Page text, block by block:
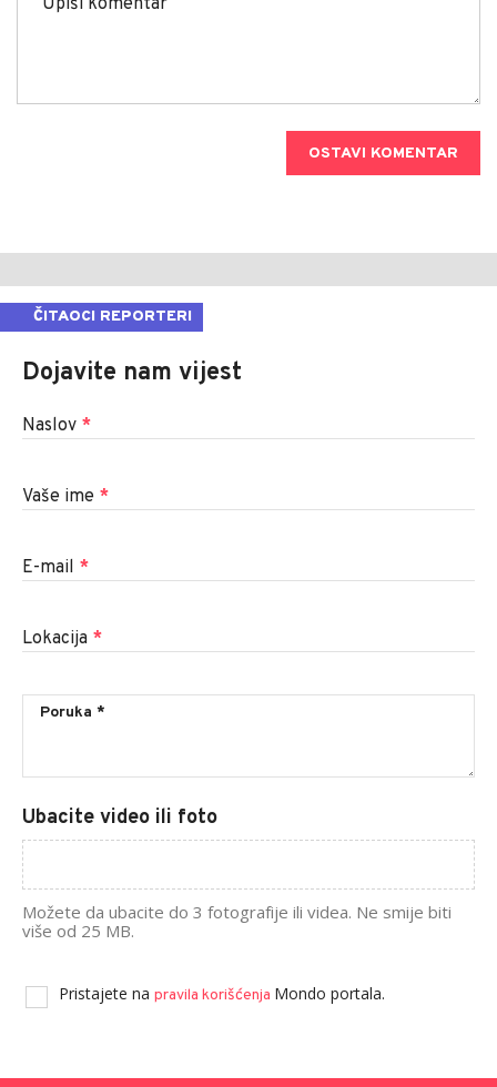
OSTAVI KOMENTAR
ČITAOCI REPORTERI
Dojavite nam vijest
Naslov *
Vaše ime *
E-mail *
Lokacija *
Ubacite video ili foto
Možete da ubacite do 3 fotografije ili videa. Ne smije biti
više od 25 MB.
Pristajete na pravila korišćenja Mondo portala.